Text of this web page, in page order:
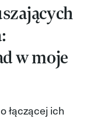
w moje
łączącej ich